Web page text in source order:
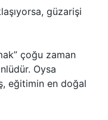
güzarişi
çoğu zaman
Oysa
eğitimin en doğal